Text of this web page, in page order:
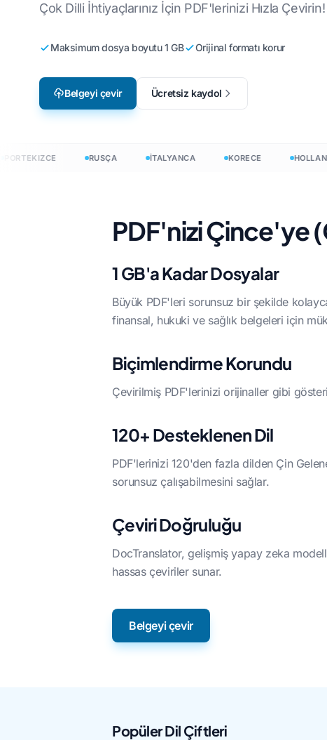
e-Öğrenim JSON'u çevir
HTML Çevirmen
InDesign Kelime
Excel Dosya Sayısı
İngilizce - Arapça
İngilizce'den Türkçe'ye
İngilizce'den
Endonezyaca'ya
Çek
Çok Dilli İhtiyaçlarınız İçin PDF'lerinizi Hızla Çevirin!
Maksimum dosya boyutu 1 GB Orijinal formatı korur
Belgeyi çevir Ücretsiz kaydol
RUSÇA İTALYANCA KORECE
PDF'nizi Çince'ye
1 GB'a Kadar Dosyalar
Büyük PDF'leri sorunsuz bir şekilde
finansal, hukuki ve sağlık belgeleri için
Biçimlendirme Korundu
Çevirilmiş PDF'lerinizi orijinaller gibi
120+ Desteklenen Dil
PDF'lerinizi 120'den fazla dilden Çin
sorunsuz çalışabilmesini sağlar.
Çeviri Doğruluğu
DocTranslator, gelişmiş yapay zeka
hassas çeviriler sunar.
Belgeyi çevir
Popüler Dil Çiftleri